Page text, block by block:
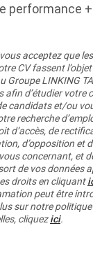
performance
acceptez que
CV fassent
Groupe LINKING
afin d’étudier votre
candidats et/ou
recherche
d’accès, de
d’opposition et
concernant, et
de vos données
droits en cliquant
peut être
sur notre
cliquezici.